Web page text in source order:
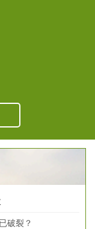
破裂？